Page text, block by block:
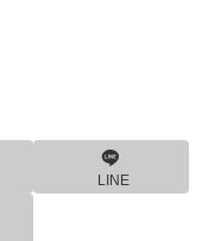
LINE